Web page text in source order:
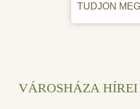
TUDJON
VÁROSHÁZA HÍREI